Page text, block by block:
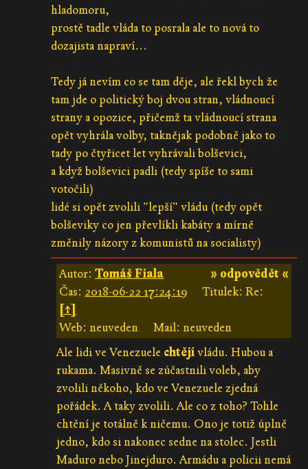
hladomoru,
prostě tadle vláda to posrala ale to nová to
dozajista napraví...
Tedy já nevím co se tam děje, ale řekl bych že
tam jde o politický boj dvou stran, vládnoucí
strany a opozice, přičemž ta vládnoucí strana
opět vyhrála volby, taknějak podobně jako to
tady po čtyřicet let vyhrávali bolševici,
a když bolševici padli (tedy spíše to sami
votočili)
lidé si opět zvolili "lepší" vládu (tedy opět
bolševiky co jen převlíkli kabáty a mírně
změnily názory z komunistů na socialisty)
» odpovědět «
Autor:Tomáš Fiala
Čas: 2018-06-22 17:24:19
Titulek: Re:
[↑]
Web: neuveden
Mail: neuveden
Ale lidi ve Venezuele chtějívládu. Hubou a
rukama. Masivně se zúčastnili voleb, aby
zvolili někoho, kdo ve Venezuele zjedná
pořádek. A taky zvolili. Ale co z toho? Tohle
chtění je totálně k ničemu. Ono je totiž úplně
jedno, kdo si nakonec sedne na stolec. Jestli
Maduro nebo Jinejduro. Armádu a policii nemá